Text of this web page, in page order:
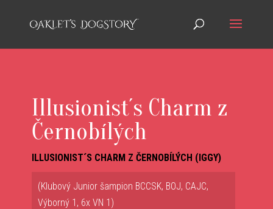
Illusionist´s Charm z
Černobílých
ILLUSIONIST´S CHARM Z ČERNOBÍLÝCH (IGGY)
(Klubový Junior šampion BCCSK, BOJ, CAJC,
Výborný 1, 6x VN 1)